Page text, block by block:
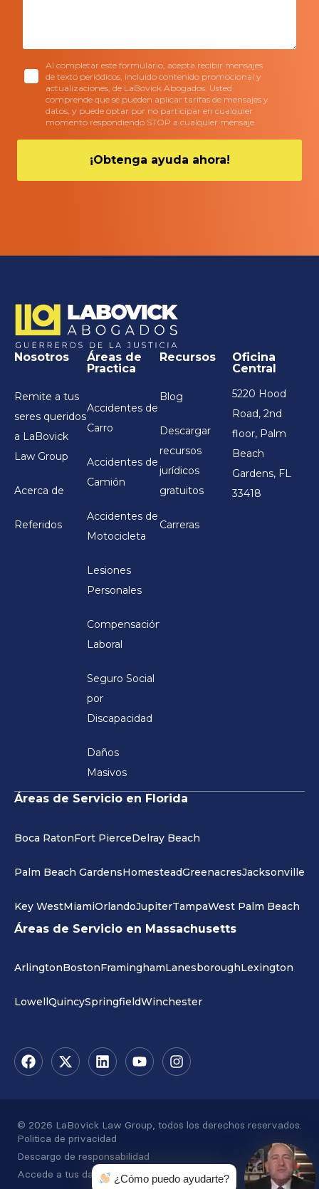
Al completar este formulario, acepta recibir mensajes
de texto periódicos, incluido contenido promocional y
actualizaciones, de LaBovick Abogados. Usted
comprende que se pueden aplicar tarifas de mensajes y
datos, y puede optar por no participar en cualquier
momento respondiendo STOP a cualquier mensaje.
Nosotros
Remite a tus
seres queridos
a LaBovick
Law Group
Acerca de
Referidos
Áreas de
Practica
Accidentes de
Carro
Accidentes de
Camión
Accidentes de
Motocicleta
Lesiones
Personales
Compensación
Laboral
Seguro Social
por
Discapacidad
Daños
Masivos
Recursos
Blog
Descargar
recursos
jurídicos
gratuitos
Carreras
Oficina
Central
5220 Hood
Road, 2nd
floor, Palm
Beach
Gardens, FL
33418
Áreas de Servicio en Florida
Boca RatonFort PierceDelray Beach
Palm Beach GardensHomesteadGreenacresJacksonville
Key WestMiamiOrlandoJupiterTampaWest Palm Beach
Áreas de Servicio en Massachusetts
ArlingtonBostonFraminghamLanesboroughLexington
Lowell QuincySpringfieldWinchester
© 2026 LaBovick Law Group, todos los derechos reservados.
Politica de privacidad
Descargo de responsabilidad
Accede a tus datos ¿Cómo puedo ayudarte?